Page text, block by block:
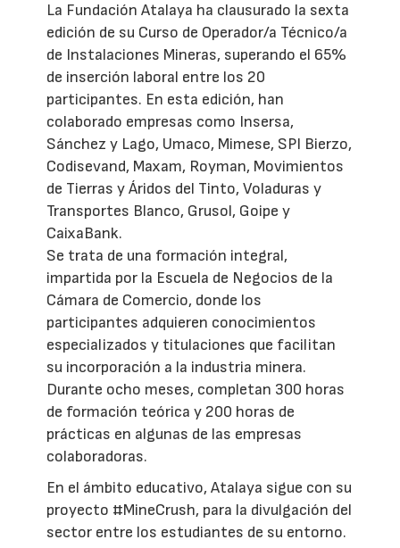
La Fundación Atalaya ha clausurado la sexta
edición de su Curso de Operador/a Técnico/a
de Instalaciones Mineras, superando el 65%
de inserción laboral entre los 20
participantes. En esta edición, han
colaborado empresas como Insersa,
Sánchez y Lago, Umaco, Mimese, SPI Bierzo,
Codisevand, Maxam, Royman, Movimientos
de Tierras y Áridos del Tinto, Voladuras y
Transportes Blanco, Grusol, Goipe y
CaixaBank.
Se trata de una formación integral,
impartida por la Escuela de Negocios de la
Cámara de Comercio, donde los
participantes adquieren conocimientos
especializados y titulaciones que facilitan
su incorporación a la industria minera.
Durante ocho meses, completan 300 horas
de formación teórica y 200 horas de
prácticas en algunas de las empresas
colaboradoras.
En el ámbito educativo, Atalaya sigue con su
proyecto #MineCrush, para la divulgación del
sector entre los estudiantes de su entorno.